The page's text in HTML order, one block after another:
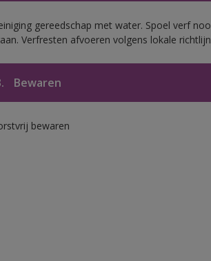
gereedschap met water. Spoel verf
Verfresten afvoeren volgens lokale
Bewaren
bewaren